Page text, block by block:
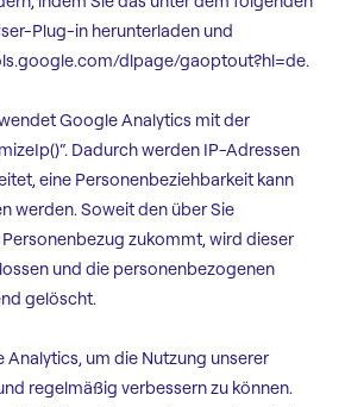
Plug-in herunterladen und
dlpage/gaoptout?hl=de.
Google Analytics mit der
Dadurch werden IP-Adressen
eine Personenbeziehbarkeit kann
werden. Soweit den über Sie
zukommt, wird dieser
und die personenbezogenen
gelöscht.
Analytics, um die Nutzung unserer
regelmäßig verbessern zu können.